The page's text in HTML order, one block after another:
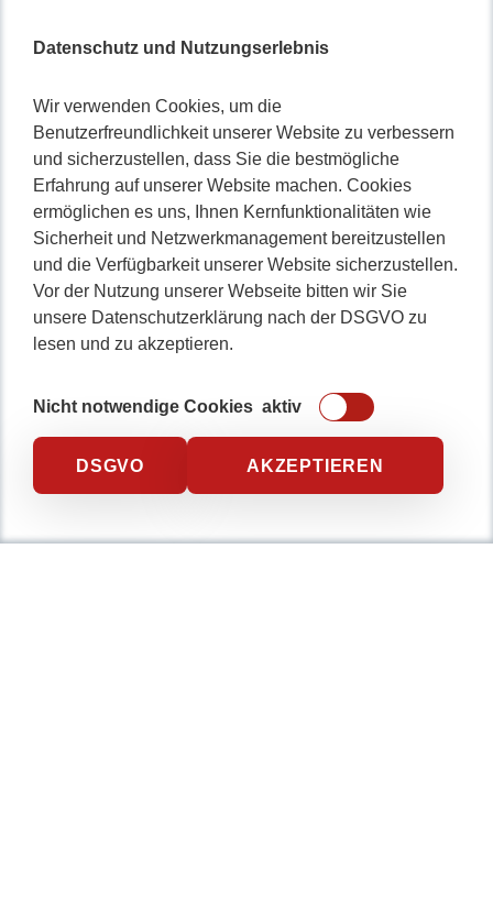
Datenschutz und Nutzungserlebnis
Wir verwenden Cookies, um die
Benutzerfreundlichkeit unserer Website zu verbessern
und sicherzustellen, dass Sie die bestmögliche
Erfahrung auf unserer Website machen. Cookies
ermöglichen es uns, Ihnen Kernfunktionalitäten wie
Sicherheit und Netzwerkmanagement bereitzustellen
und die Verfügbarkeit unserer Website sicherzustellen.
Vor der Nutzung unserer Webseite bitten wir Sie
unsere Datenschutzerklärung nach der DSGVO zu
lesen und zu akzeptieren.
Nicht notwendige Cookies aktiv
DSGVO AKZEPTIEREN
Nicht lange schnacken
gleich durchstarten!
0234 / 904 8115